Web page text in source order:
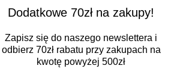
Dodatkowe 70zł na zakupy!
Zapisz się do naszego newslettera i
odbierz 70zł rabatu przy zakupach na
kwotę powyżej 500zł